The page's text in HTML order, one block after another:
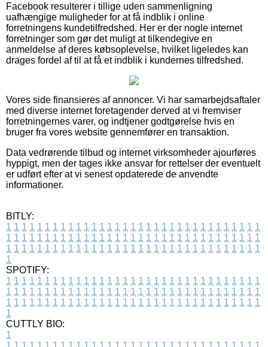
Facebook resulterer i tillige uden sammenligning
uafhængige muligheder for at få indblik i online
forretningens kundetilfredshed. Her er der nogle internet
forretninger som gør det muligt at tilkendegive en
anmeldelse af deres købsoplevelse, hvilket ligeledes kan
drages fordel af til at få et indblik i kundernes tilfredshed.
Vores side finansieres af annoncer. Vi har samarbejdsaftaler
med diverse internet foretagender derved at vi fremviser
forretningernes varer, og indtjener godtgørelse hvis en
bruger fra vores website gennemfører en transaktion.
Data vedrørende tilbud og internet virksomheder ajourføres
hyppigt, men der tages ikke ansvar for rettelser der eventuelt
er udført efter at vi senest opdaterede de anvendte
informationer.
BITLY:
1 1 1 1 1 1 1 1 1 1 1 1 1 1 1 1 1 1 1 1 1 1 1 1 1 1 1 1 1 1 1 1 1
1 1 1 1 1 1 1 1 1 1 1 1 1 1 1 1 1 1 1 1 1 1 1 1 1 1 1 1 1 1 1 1 1
1 1 1 1 1 1 1 1 1 1 1 1 1 1 1 1 1 1 1 1 1 1 1 1 1 1 1 1 1 1 1 1 1
1
SPOTIFY:
1 1 1 1 1 1 1 1 1 1 1 1 1 1 1 1 1 1 1 1 1 1 1 1 1 1 1 1 1 1 1 1 1
1 1 1 1 1 1 1 1 1 1 1 1 1 1 1 1 1 1 1 1 1 1 1 1 1 1 1 1 1 1 1 1 1
1 1 1 1 1 1 1 1 1 1 1 1 1 1 1 1 1 1 1 1 1 1 1 1 1 1 1 1 1 1 1 1 1
1
CUTTLY BIO:
1